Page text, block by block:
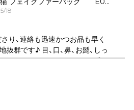
18
り、連絡も迅速かつお品も早く
群です♪ 目、口、鼻、お髭、しっ
ザインされていてとても可愛い